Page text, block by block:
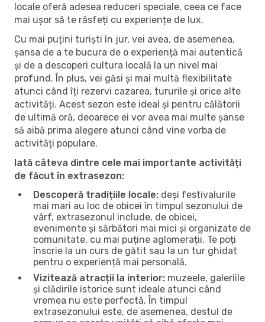
locale oferă adesea reduceri speciale, ceea ce face
mai ușor să te răsfeți cu experiențe de lux.
Cu mai puțini turiști în jur, vei avea, de asemenea,
șansa de a te bucura de o experiență mai autentică
și de a descoperi cultura locală la un nivel mai
profund. În plus, vei găsi și mai multă flexibilitate
atunci când îți rezervi cazarea, tururile și orice alte
activități. Acest sezon este ideal și pentru călătorii
de ultimă oră, deoarece ei vor avea mai multe șanse
să aibă prima alegere atunci când vine vorba de
activități populare.
Iată câteva dintre cele mai importante activități
de făcut în extrasezon:
Descoperă tradițiile locale: deși festivalurile
mai mari au loc de obicei în timpul sezonului de
vârf, extrasezonul include, de obicei,
evenimente și sărbători mai mici și organizate de
comunitate, cu mai puține aglomerații. Te poți
înscrie la un curs de gătit sau la un tur ghidat
pentru o experiență mai personală.
Vizitează atracții la interior: muzeele, galeriile
și clădirile istorice sunt ideale atunci când
vremea nu este perfectă. În timpul
extrasezonului este, de asemenea, destul de